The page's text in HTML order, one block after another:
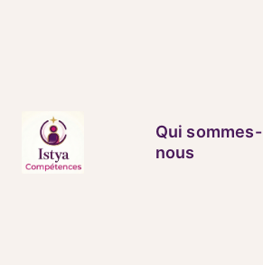
Qui sommes-
nous